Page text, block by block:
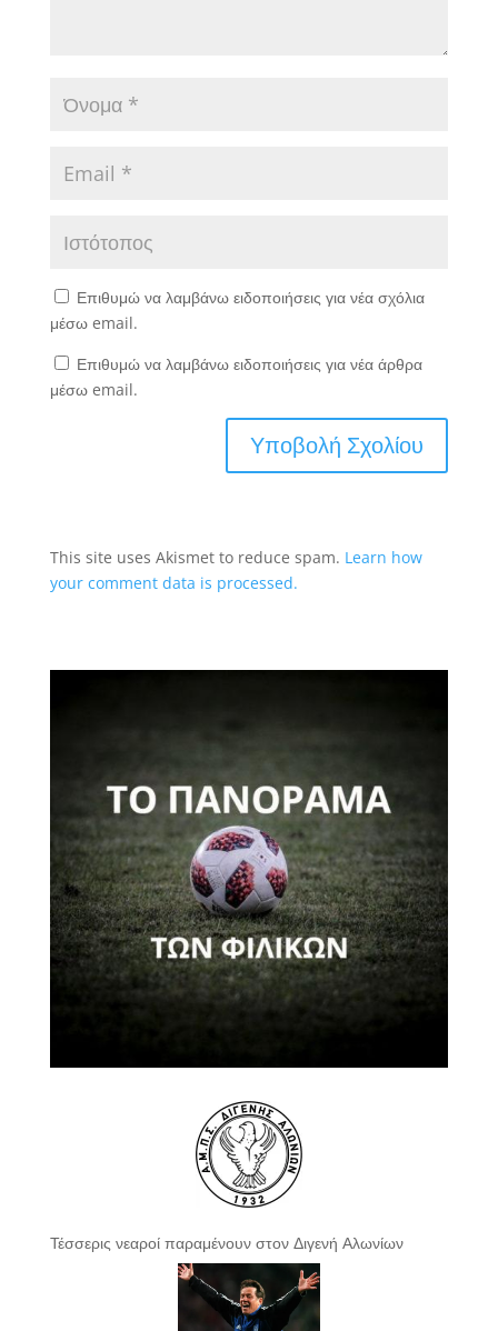
Επιθυμώ να λαμβάνω ειδοποιήσεις για νέα σχόλια
μέσω email.
Επιθυμώ να λαμβάνω ειδοποιήσεις για νέα άρθρα
μέσω email.
This site uses Akismet to reduce spam. Learn how
your comment data is processed.
Τέσσερις νεαροί παραμένουν στον Διγενή Αλωνίων